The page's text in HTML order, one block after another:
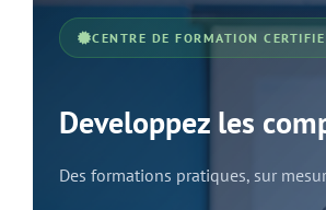
CENTRE DE FORMATION
Developpez les
Des formations pratiques, sur